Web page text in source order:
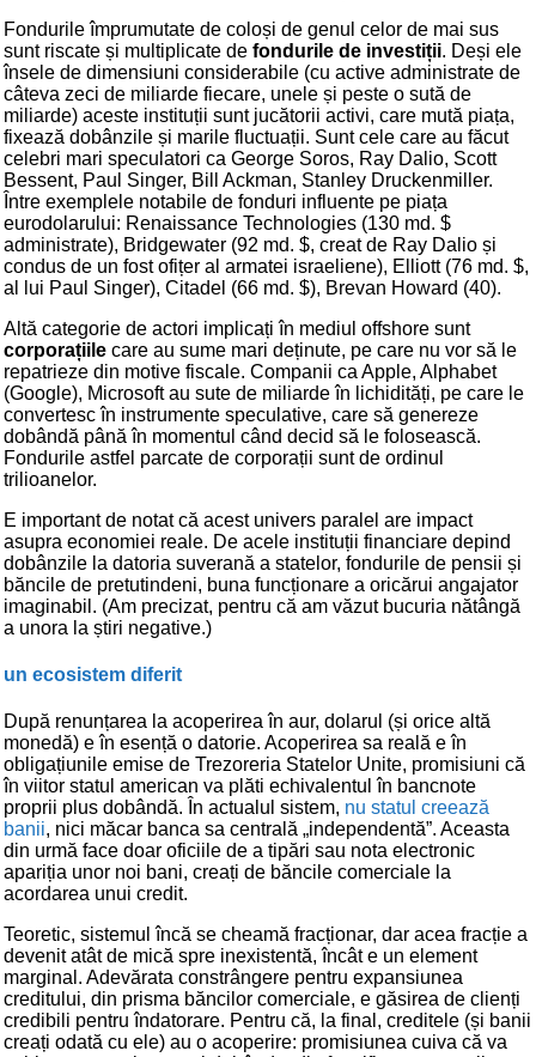
Fondurile împrumutate de coloși de genul celor de mai sus
sunt riscate și multiplicate de fondurile de investiții. Deși ele
însele de dimensiuni considerabile (cu active administrate de
câteva zeci de miliarde fiecare, unele și peste o sută de
miliarde) aceste instituții sunt jucătorii activi, care mută piața,
fixează dobânzile și marile fluctuații. Sunt cele care au făcut
celebri mari speculatori ca George Soros, Ray Dalio, Scott
Bessent, Paul Singer, Bill Ackman, Stanley Druckenmiller.
Între exemplele notabile de fonduri influente pe piața
eurodolarului: Renaissance Technologies (130 md. $
administrate), Bridgewater (92 md. $, creat de Ray Dalio și
condus de un fost ofițer al armatei israeliene), Elliott (76 md. $,
al lui Paul Singer), Citadel (66 md. $), Brevan Howard (40).
Altă categorie de actori implicați în mediul offshore sunt
corporațiile care au sume mari deținute, pe care nu vor să le
repatrieze din motive fiscale. Companii ca Apple, Alphabet
(Google), Microsoft au sute de miliarde în lichidități, pe care le
convertesc în instrumente speculative, care să genereze
dobândă până în momentul când decid să le folosească.
Fondurile astfel parcate de corporații sunt de ordinul
trilioanelor.
E important de notat că acest univers paralel are impact
asupra economiei reale. De acele instituții financiare depind
dobânzile la datoria suverană a statelor, fondurile de pensii și
băncile de pretutindeni, buna funcționare a oricărui angajator
imaginabil. (Am precizat, pentru că am văzut bucuria nătângă
a unora la știri negative.)
un ecosistem diferit
După renunțarea la acoperirea în aur, dolarul (și orice altă
monedă) e în esență o datorie. Acoperirea sa reală e în
obligațiunile emise de Trezoreria Statelor Unite, promisiuni că
în viitor statul american va plăti echivalentul în bancnote
proprii plus dobândă. În actualul sistem, nu statul creează
banii, nici măcar banca sa centrală „independentă”. Aceasta
din urmă face doar oficiile de a tipări sau nota electronic
apariția unor noi bani, creați de băncile comerciale la
acordarea unui credit.
Teoretic, sistemul încă se cheamă fracționar, dar acea fracție a
devenit atât de mică spre inexistentă, încât e un element
marginal. Adevărata constrângere pentru expansiunea
creditului, din prisma băncilor comerciale, e găsirea de clienți
credibili pentru îndatorare. Pentru că, la final, creditele (și banii
creați odată cu ele) au o acoperire: promisiunea cuiva că va